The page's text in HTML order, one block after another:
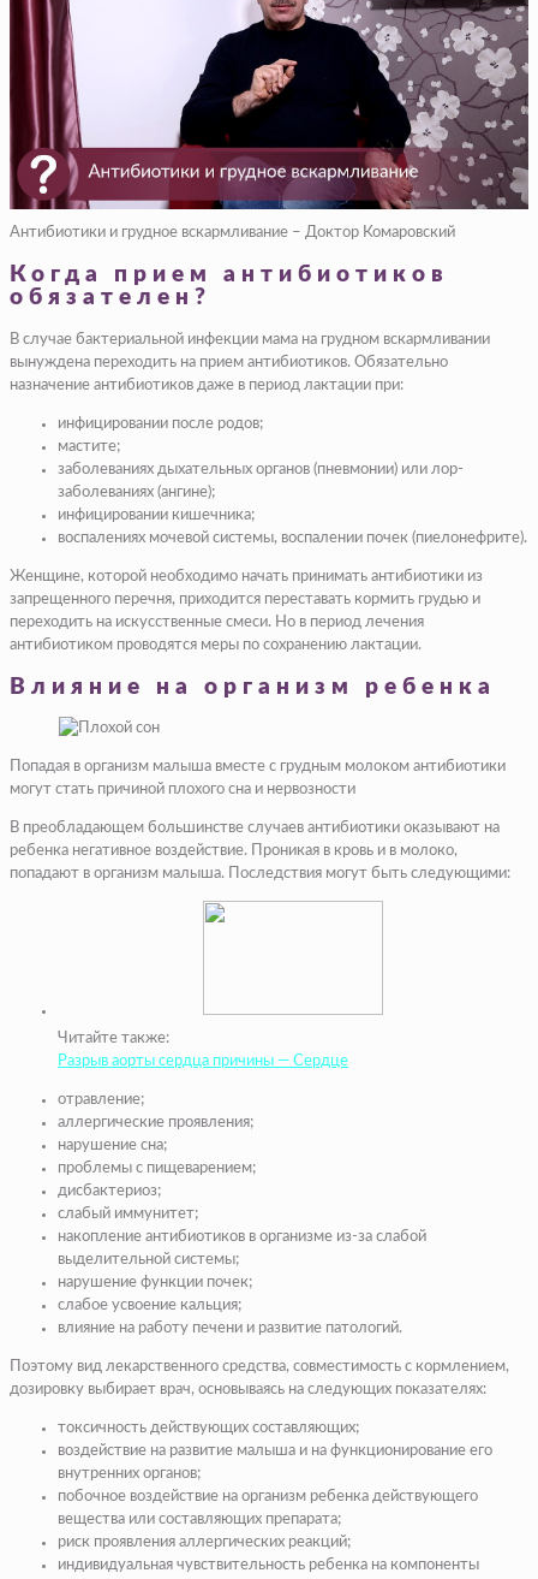
Антибиотики и грудное вскармливание – Доктор Комаровский
Когда прием антибиотиков
обязателен?
В случае бактериальной инфекции мама на грудном вскармливании
вынуждена переходить на прием антибиотиков. Обязательно
назначение антибиотиков даже в период лактации при:
инфицировании после родов;
мастите;
заболеваниях дыхательных органов (пневмонии) или лор-
заболеваниях (ангине);
инфицировании кишечника;
воспалениях мочевой системы, воспалении почек (пиелонефрите).
Женщине, которой необходимо начать принимать антибиотики из
запрещенного перечня, приходится переставать кормить грудью и
переходить на искусственные смеси. Но в период лечения
антибиотиком проводятся меры по сохранению лактации.
Влияние на организм ребенка
Попадая в организм малыша вместе с грудным молоком антибиотики
могут стать причиной плохого сна и нервозности
В преобладающем большинстве случаев антибиотики оказывают на
ребенка негативное воздействие. Проникая в кровь и в молоко,
попадают в организм малыша. Последствия могут быть следующими:
Читайте также:
Разрыв аорты сердца причины — Сердце
отравление;
аллергические проявления;
нарушение сна;
проблемы с пищеварением;
дисбактериоз;
слабый иммунитет;
накопление антибиотиков в организме из-за слабой
выделительной системы;
нарушение функции почек;
слабое усвоение кальция;
влияние на работу печени и развитие патологий.
Поэтому вид лекарственного средства, совместимость с кормлением,
дозировку выбирает врач, основываясь на следующих показателях:
токсичность действующих составляющих;
воздействие на развитие малыша и на функционирование его
внутренних органов;
побочное воздействие на организм ребенка действующего
вещества или составляющих препарата;
риск проявления аллергических реакций;
индивидуальная чувствительность ребенка на компоненты